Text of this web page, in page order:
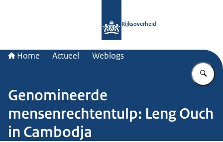
Rijksoverheid
Home Actueel Weblogs
Genomineerde
mensenrechtentulp: Leng Ouch
in Cambodja